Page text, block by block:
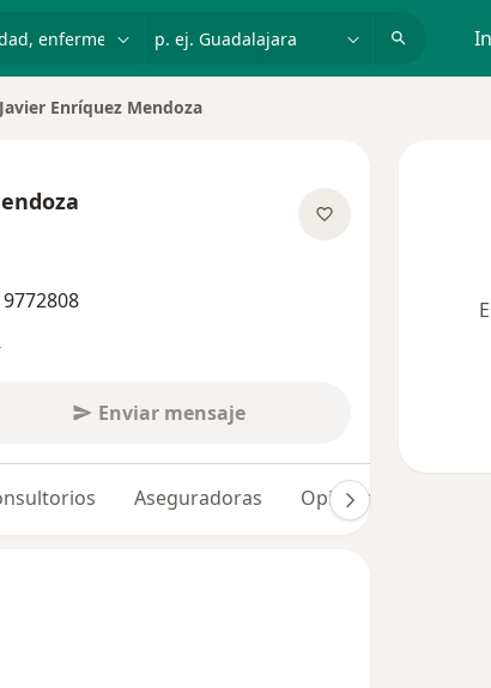
de ciudad
Javier Enríquez Mendoza
Enviar mensaje
Aseguradoras Opiniones (137)